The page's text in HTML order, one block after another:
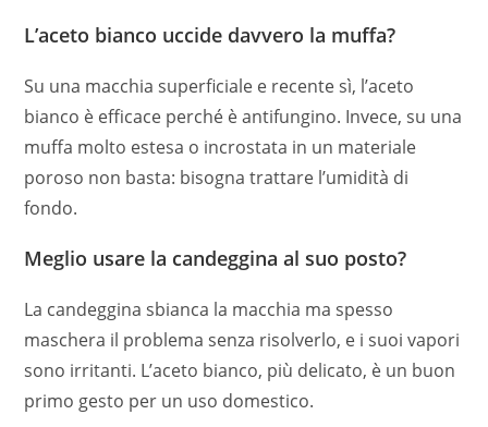
L’aceto bianco uccide davvero la muffa?
Su una macchia superficiale e recente sì, l’aceto
bianco è efficace perché è antifungino. Invece, su una
muffa molto estesa o incrostata in un materiale
poroso non basta: bisogna trattare l’umidità di
fondo.
Meglio usare la candeggina al suo posto?
La candeggina sbianca la macchia ma spesso
maschera il problema senza risolverlo, e i suoi vapori
sono irritanti. L’aceto bianco, più delicato, è un buon
primo gesto per un uso domestico.